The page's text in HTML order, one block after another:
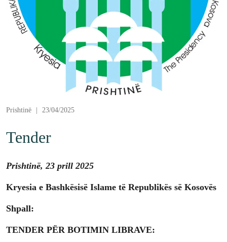
Prishtinë 23/04/2025
Tender
Prishtinë, 23 prill 2025
Kryesia e Bashkësisë Islame të Republikës së Kosovës
Shpall:
TENDER PËR BOTIMIN LIBRAVE: